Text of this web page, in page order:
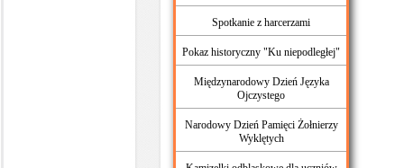
Spotkanie z harcerzami
Pokaz historyczny "Ku niepodległej"
Międzynarodowy Dzień Języka
Ojczystego
Narodowy Dzień Pamięci Żołnierzy
Wyklętych